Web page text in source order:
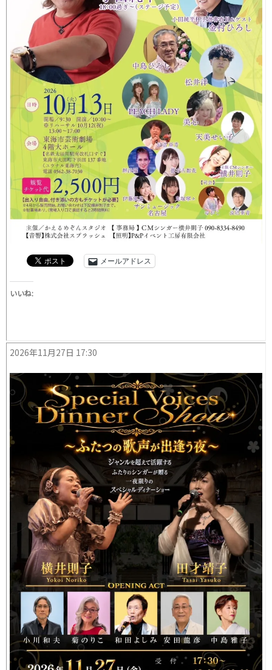
メールアドレス
いいね:
2026年11月27日 17:30